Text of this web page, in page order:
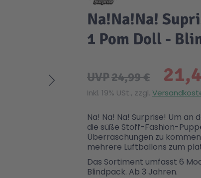
Na!Na!Na!
1 Pom Doll -
UVP24,99 €
Inkl. 19% USt., zzgl.
Na! Na! Na! Surprise! Um an
die süße Stoff-Fashion-
Überraschungen zu
mehrere Luftballons zum
Das Sortiment umfasst 6
Blindpack. Ab 3 Jahren.